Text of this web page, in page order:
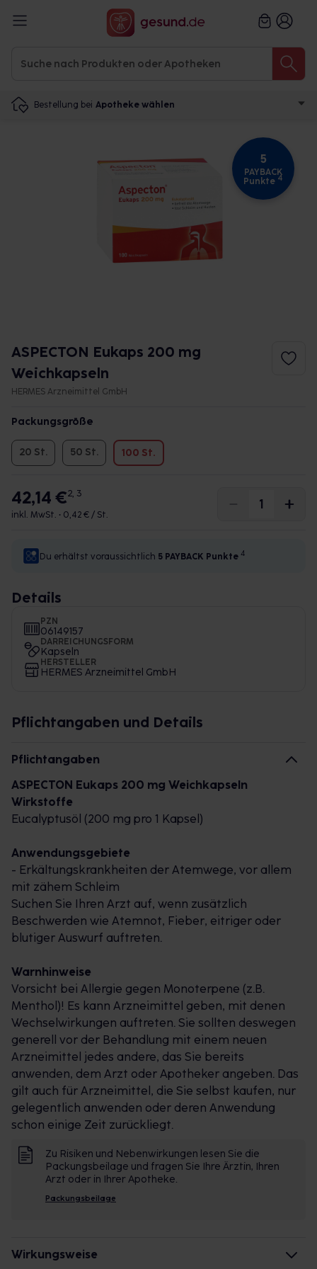
Bestellung bei Apotheke wählen
5
PAYBACK
Punkte 4
ASPECTON Eukaps 200 mg
Weichkapseln
HERMES Arzneimittel GmbH
Packungsgröße
20 St. 50 St. 100 St.
42,14 €2, 3
inkl. MwSt. • 0,42 € / St.
Du erhältst voraussichtlich 5 PAYBACK Punkte 4
Details
PZN
06149157
DARREICHUNGSFORM
Kapseln
HERSTELLER
HERMES Arzneimittel GmbH
Pflichtangaben und Details
Pflichtangaben
ASPECTON Eukaps 200 mg Weichkapseln
Wirkstoffe
Eucalyptusöl (200 mg pro 1 Kapsel)
Anwendungsgebiete
- Erkältungskrankheiten der Atemwege, vor allem
mit zähem Schleim
Suchen Sie Ihren Arzt auf, wenn zusätzlich
Beschwerden wie Atemnot, Fieber, eitriger oder
blutiger Auswurf auftreten.
Warnhinweise
Vorsicht bei Allergie gegen Monoterpene (z.B.
Menthol)! Es kann Arzneimittel geben, mit denen
Wechselwirkungen auftreten. Sie sollten deswegen
generell vor der Behandlung mit einem neuen
Arzneimittel jedes andere, das Sie bereits
anwenden, dem Arzt oder Apotheker angeben. Das
gilt auch für Arzneimittel, die Sie selbst kaufen, nur
gelegentlich anwenden oder deren Anwendung
schon einige Zeit zurückliegt.
Zu Risiken und Nebenwirkungen lesen Sie die
Packungsbeilage und fragen Sie Ihre Ärztin, Ihren
Arzt oder in Ihrer Apotheke.
Packungsbeilage
Wirkungsweise